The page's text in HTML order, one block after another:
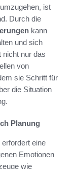
ist
Durch die
kann
und sich
nicht nur das
von
sie Schritt für
die Situation
Planung
erfordert eine
Emotionen
wie